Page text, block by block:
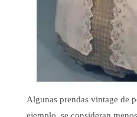
Algunas prendas vintage de